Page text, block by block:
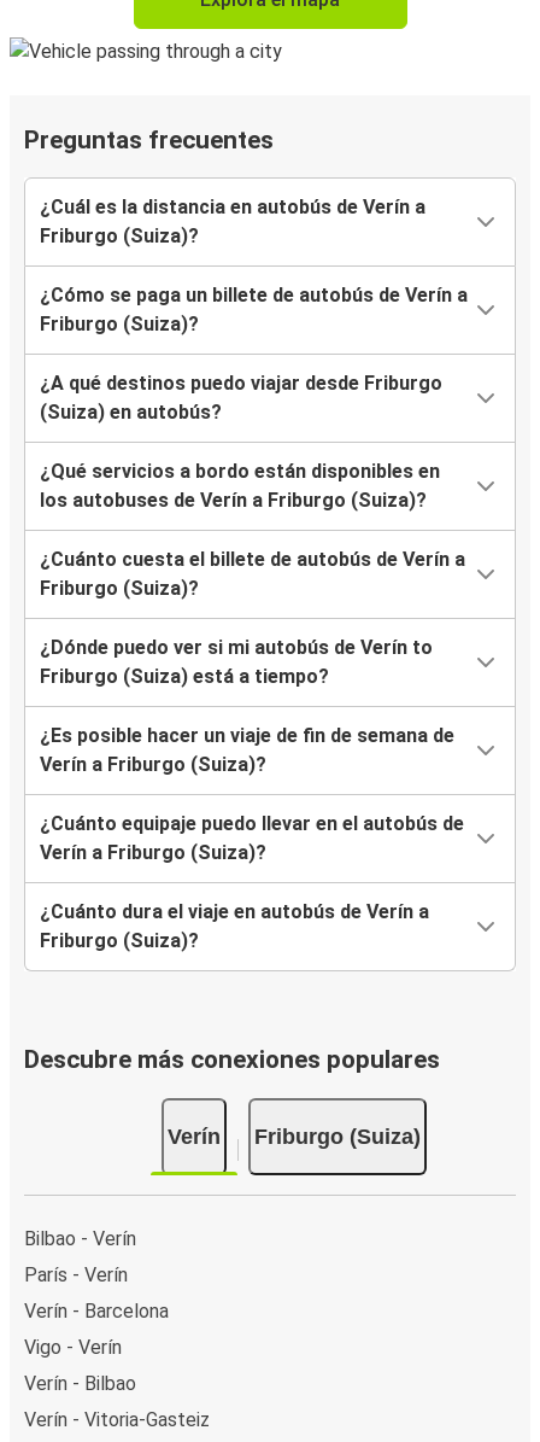
Preguntas frecuentes
¿Cuál es la distancia en autobús de Verín a
Friburgo (Suiza)?
¿Cómo se paga un billete de autobús de Verín a
Friburgo (Suiza)?
¿A qué destinos puedo viajar desde Friburgo
(Suiza) en autobús?
¿Qué servicios a bordo están disponibles en
los autobuses de Verín a Friburgo (Suiza)?
¿Cuánto cuesta el billete de autobús de Verín a
Friburgo (Suiza)?
¿Dónde puedo ver si mi autobús de Verín to
Friburgo (Suiza) está a tiempo?
¿Es posible hacer un viaje de fin de semana de
Verín a Friburgo (Suiza)?
¿Cuánto equipaje puedo llevar en el autobús de
Verín a Friburgo (Suiza)?
¿Cuánto dura el viaje en autobús de Verín a
Friburgo (Suiza)?
Descubre más conexiones populares
Verín Friburgo (Suiza)
Bilbao - Verín
París - Verín
Verín - Barcelona
Vigo - Verín
Verín - Bilbao
Verín - Vitoria-Gasteiz